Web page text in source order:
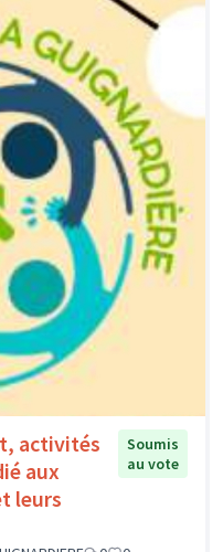
activités
aux
leurs
Soumis
au vote